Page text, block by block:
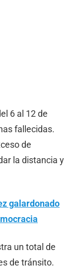
6 al 12 de
fallecidas.
de
la distancia y
galardonado
un total de
de tránsito.